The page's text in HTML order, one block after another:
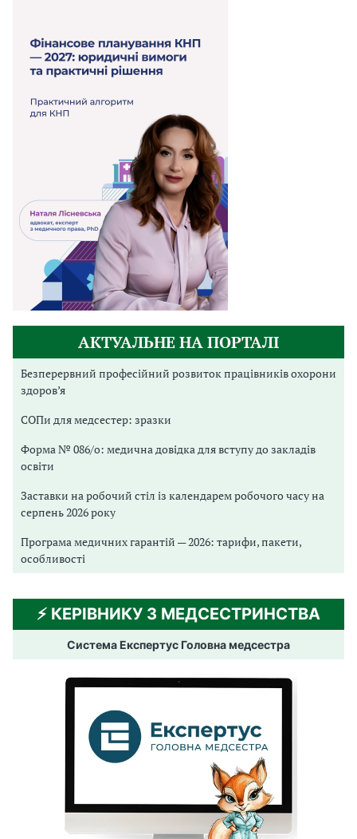
АКТУАЛЬНЕ НА ПОРТАЛІ
Безперервний професійний розвиток працівників охорони
здоров’я
СОПи для медсестер: зразки
Форма № 086/о: медична довідка для вступу до закладів
освіти
Заставки на робочий стіл із календарем робочого часу на
серпень 2026 року
Програма медичних гарантій — 2026: тарифи, пакети,
особливості
⚡️ КЕРІВНИКУ З МЕДСЕСТРИНСТВА
Система Експертус Головна медсестра